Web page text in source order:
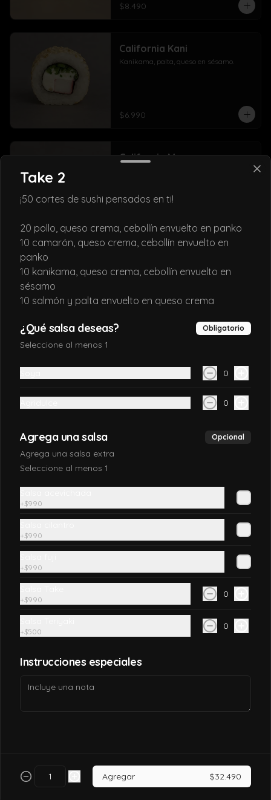
$8.490
California Kani
Kanikama, palta, queso en sésamo.
$6.990
California Maguro
$8.490
California Sake
Salmón, queso crema, palta y envuelto
en sésamo o ciboulette
California ebi
en sésamo o ciboulette
$7.990
Pollo, queso crema, palta, envuelto en
sésamo o ciboulette.
$7.490
$6.990
Take 2
¡50 cortes de sushi pensados en ti!
20 pollo, queso crema, cebollín envuelto en panko
10 camarón, queso crema, cebollín envuelto en
panko
10 kanikama, queso crema, cebollín envuelto en
sésamo
10 salmón y palta envuelto en queso crema
¿Qué salsa deseas? Obligatorio
Seleccione al menos 1
0
0
Agrega una salsa Opcional
Agrega una salsa extra
Seleccione al menos 1
+$990
+$990
+$990
+$990
0
+$500
0
Instrucciones especiales
Agregar $32.490